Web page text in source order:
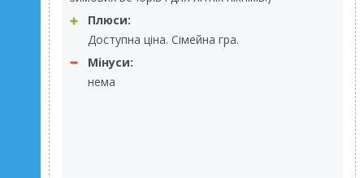
Плюси:
Доступна ціна. Сімейна гра.
Мінуси:
нема